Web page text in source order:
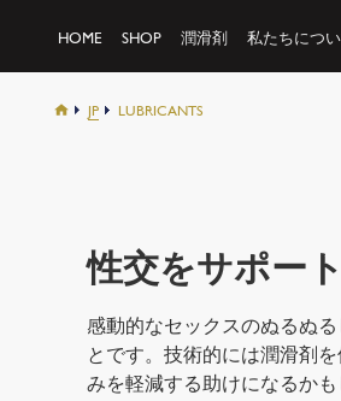
HOME SHOP 潤滑剤 私たちについ
JP LUBRICANTS
性交をサポー
感動的なセックスのぬるぬ
とです。技術的には潤滑剤
みを軽減する助けになるかも